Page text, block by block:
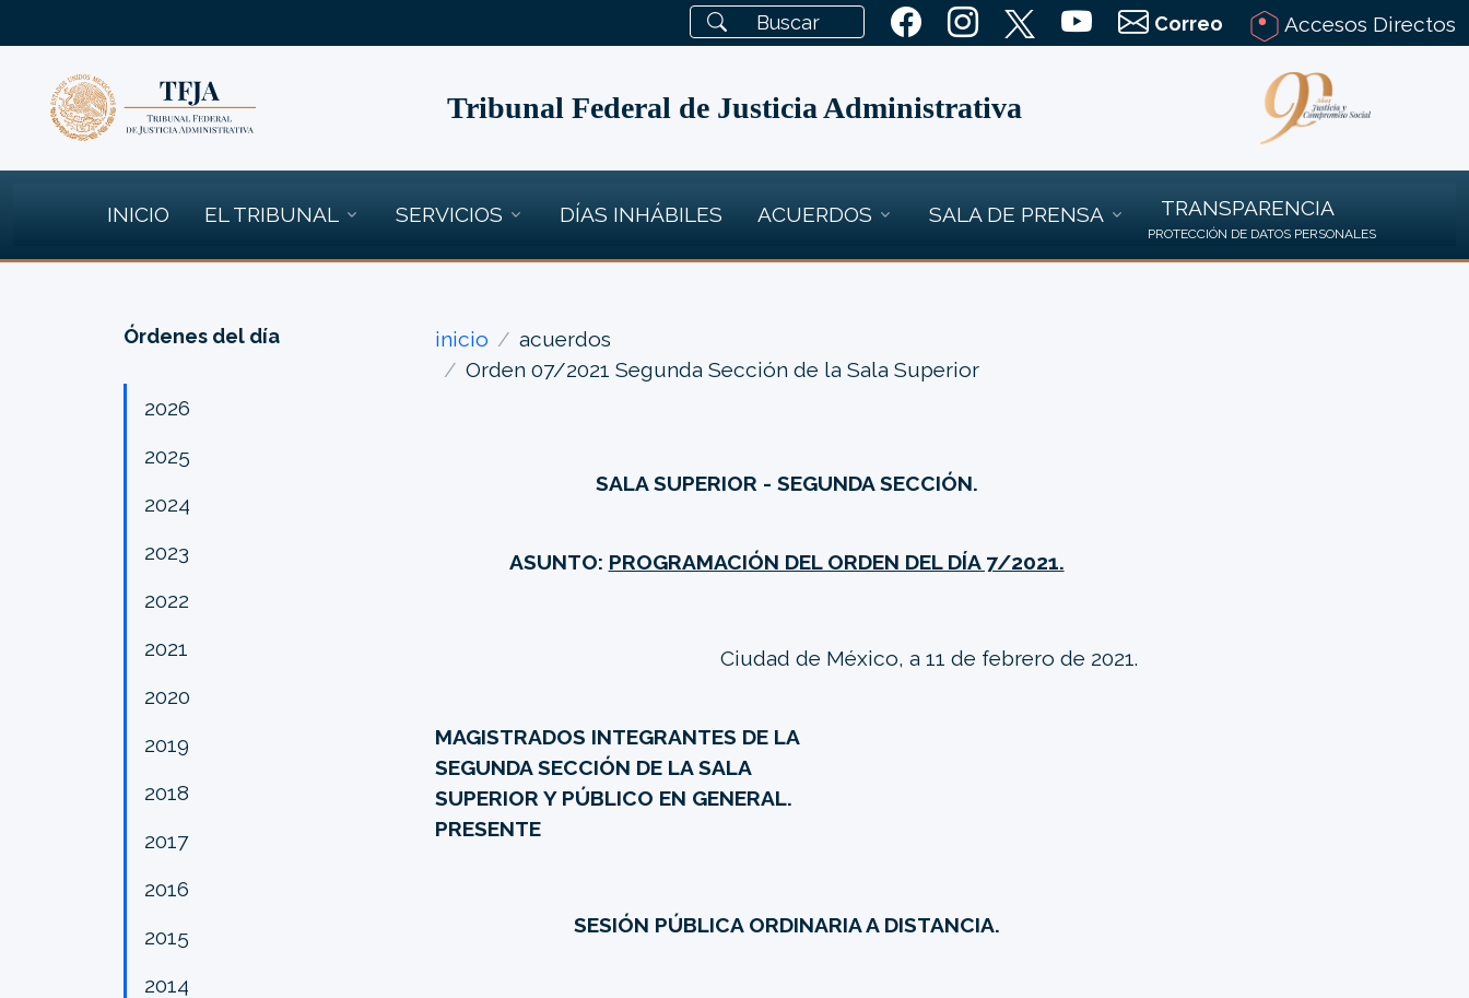
Correo Accesos Directos
Tribunal Federal de Justicia Administrativa
INICIO EL TRIBUNAL SERVICIOS DÍAS INHÁBILES ACUERDOS SALA DE PRENSA TRANSPARENCIA
PROTECCIÓN DE DATOS PERSONALES
Órdenes del día
2026
2025
2024
2023
2022
2021
2020
2019
2018
2017
2016
2015
2014
inicio
acuerdos
Orden 07/2021 Segunda Sección de la Sala Superior
SALA SUPERIOR - SEGUNDA SECCIÓN.
ASUNTO: PROGRAMACIÓN DEL ORDEN DEL DÍA 7/2021.
Ciudad de México, a 11 de febrero de 2021.
MAGISTRADOS INTEGRANTES DE LA
SEGUNDA SECCIÓN DE LA SALA
SUPERIOR Y PÚBLICO EN GENERAL.
PRESENTE
SESIÓN PÚBLICA ORDINARIA A DISTANCIA.